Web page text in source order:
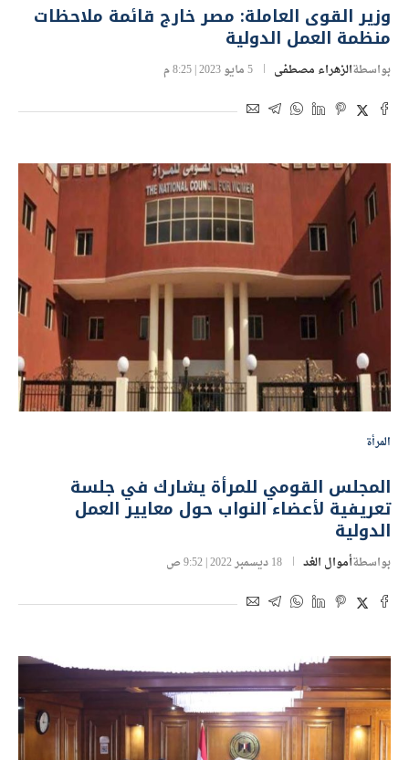
وزير القوى العاملة: مصر خارج قائمة ملاحظات
منظمة العمل الدولية
بواسطةالزهراء مصطفى 5 مايو 2023 | 8:25 م
المرأة
المجلس القومي للمرأة يشارك في جلسة
تعريفية لأعضاء النواب حول معايير العمل
الدولية
بواسطةأموال الغد 18 ديسمبر 2022 | 9:52 ص